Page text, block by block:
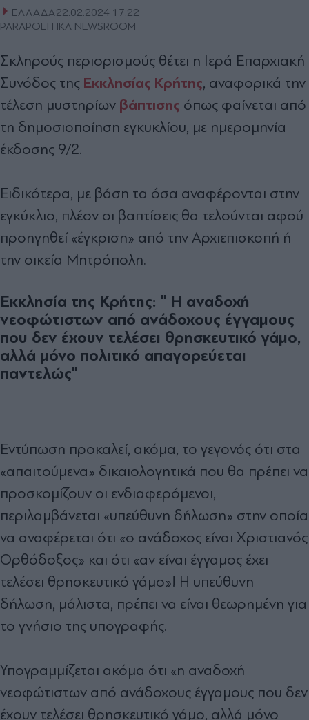
ΕΛΛΑΔΑ22.02.2024 17:22
PARAPOLITIKA NEWSROOM
Σκληρούς περιορισμούς θέτει η Ιερά Επαρχιακή
Συνόδος της Εκκλησίας Κρήτης, αναφορικά την
τέλεση μυστηρίων βάπτισης όπως φαίνεται από
τη δημοσιοποίηση εγκυκλίου, με ημερομηνία
έκδοσης 9/2.
Ειδικότερα, με βάση τα όσα αναφέρονται στην
εγκύκλιο, πλέον οι βαπτίσεις θα τελούνται αφού
προηγηθεί «έγκριση» από την Αρχιεπισκοπή ή
την οικεία Μητρόπολη.
Εκκλησία της Κρήτης: " Η αναδοχή
νεοφώτιστων από ανάδοχους έγγαμους
που δεν έχουν τελέσει θρησκευτικό γάμο,
αλλά μόνο πολιτικό απαγορεύεται
παντελώς"
Εντύπωση προκαλεί, ακόμα, το γεγονός ότι στα
«απαιτούμενα» δικαιολογητικά που θα πρέπει να
προσκομίζουν οι ενδιαφερόμενοι,
περιλαμβάνεται «υπεύθυνη δήλωση» στην οποία
να αναφέρεται ότι «ο ανάδοχος είναι Χριστιανός
Ορθόδοξος» και ότι «αν είναι έγγαμος έχει
τελέσει θρησκευτικό γάμο»! Η υπεύθυνη
δήλωση, μάλιστα, πρέπει να είναι θεωρημένη για
το γνήσιο της υπογραφής.
Υπογραμμίζεται ακόμα ότι «η αναδοχή
νεοφώτιστων από ανάδοχους έγγαμους που δεν
έχουν τελέσει θρησκευτικό γάμο, αλλά μόνο